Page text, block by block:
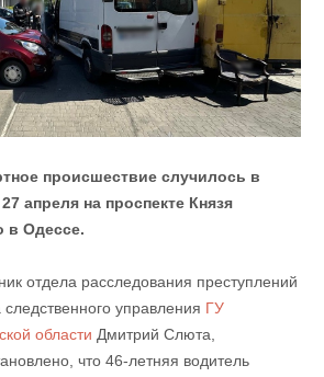
происшествие случилось в
апреля ​​на проспекте Князя
в Одессе.
отдела расследования преступлений
управления ГУ
области Дмитрий Слюта,
что 46-летняя водитель